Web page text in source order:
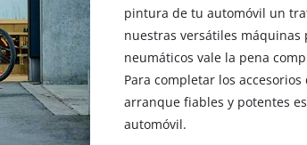
pintura de tu automóvil un
nuestras versátiles
neumáticos vale la pena
Para completar los
arranque fiables y potentes
automóvil.